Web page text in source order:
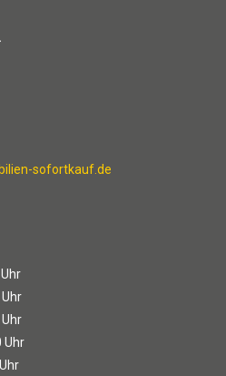
sofortkauf.de
Uhr